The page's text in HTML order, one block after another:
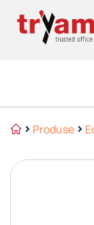
Produse